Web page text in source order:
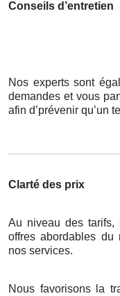
Conseils d’entretien
Nos experts sont
demandes et vous
afin d’prévenir qu’un
Clarté des prix
Au niveau des tarifs,
offres abordables du
nos services.
Nous favorisons la